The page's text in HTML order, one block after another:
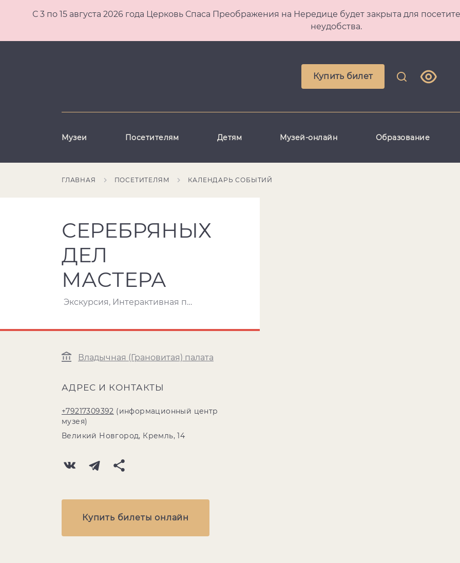
С 3 по 15 августа 2026 года Церковь Спаса Преображения на Нередице будет закрыта для
неудобства.
Купить билет
Музеи Посетителям Детям Музей-онлайн Образование
ГЛАВНАЯ ПОСЕТИТЕЛЯМ КАЛЕНДАРЬ СОБЫТИЙ
СЕРЕБРЯНЫХ
ДЕЛ
МАСТЕРА
Экскурсия, Интерактивная программа
Владычная (Грановитая) палата
АДРЕС И КОНТАКТЫ
+79217309392 (информационный центр
музея)
Великий Новгород, Кремль, 14
Купить билеты онлайн